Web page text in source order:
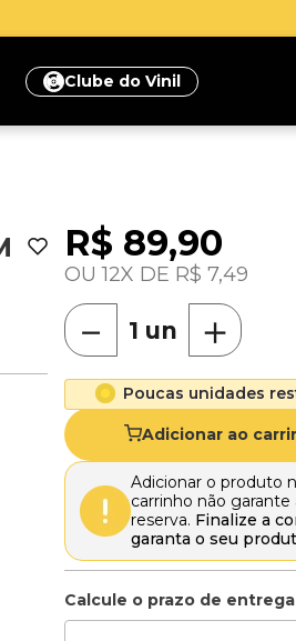
Clube do Vinil
R$ 89,90
12 R$ 7,49
＋
－
Poucas unidades
Adicionar ao
Adicionar o produto
carrinho não garante
reserva. Finalize a
garanta o seu